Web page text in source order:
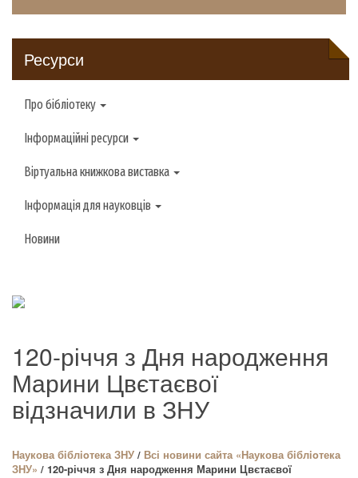
Ресурси
Про бібліотеку
Інформаційні ресурси
Віртуальна книжкова виставка
Інформація для науковців
Новини
120-річчя з Дня народження
Марини Цвєтаєвої
відзначили в ЗНУ
Наукова бiблioтека ЗНУ / Всі новини сайта «Наукова бiблioтека
ЗНУ» / 120-річчя з Дня народження Марини Цвєтаєвої